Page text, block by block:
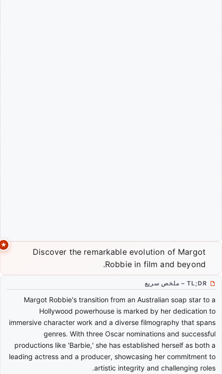
Discover the remarkable evolution of Margot
Robbie in film and beyond.
TL;DR – ملخص سريع
Margot Robbie's transition from an Australian soap star to a
Hollywood powerhouse is marked by her dedication to
immersive character work and a diverse filmography that spans
genres. With three Oscar nominations and successful
productions like 'Barbie,' she has established herself as both a
leading actress and a producer, showcasing her commitment to
artistic integrity and challenging roles.